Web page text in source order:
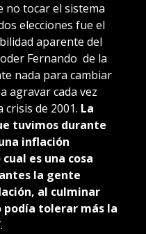
no tocar el sistema
elecciones fue el
aparente del
Fernando de la
nada para cambiar
agravar cada vez
crisis de 2001. La
tuvimos durante
inflación
es una cosa
la gente
al culminar
podía tolerar más la
.